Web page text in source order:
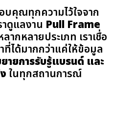
บคุณทุกความไว้ใจจาก
ดูแลงาน Pull Frame
กหลายประเภท เราเชื่อ
ที่ได้มากกว่าแค่ให้ข้อมูล
ายการรับรู้แบรนด์ และ
ในทุกสถานการณ์